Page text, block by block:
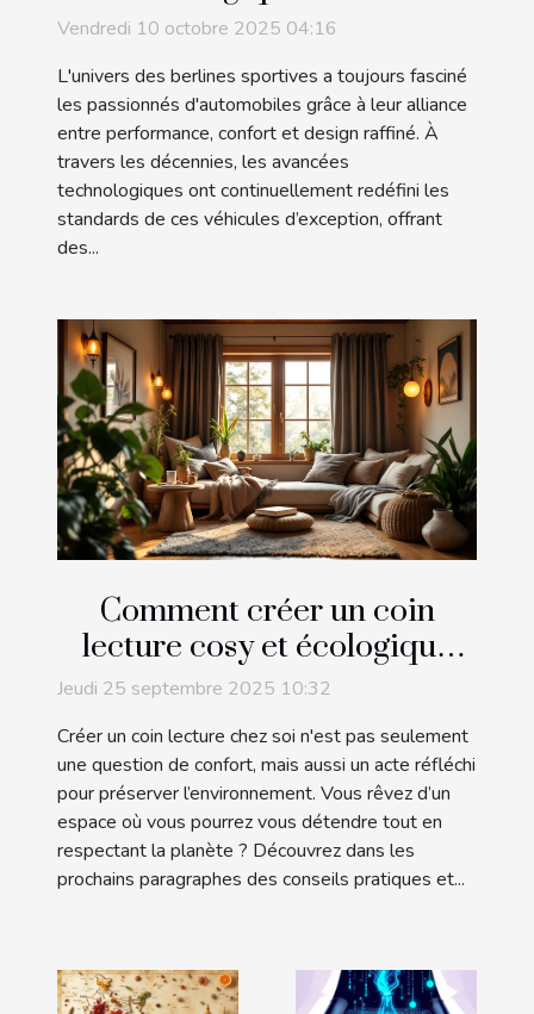
berlines sportives au fil des
décennies
Vendredi 10 octobre 2025 04:16
L'univers des berlines sportives a toujours fasciné
les passionnés d'automobiles grâce à leur alliance
entre performance, confort et design raffiné. À
travers les décennies, les avancées
technologiques ont continuellement redéfini les
standards de ces véhicules d’exception, offrant
des...
Comment créer un coin
lecture cosy et écologique
chez soi ?
Jeudi 25 septembre 2025 10:32
Créer un coin lecture chez soi n'est pas seulement
une question de confort, mais aussi un acte réfléchi
pour préserver l’environnement. Vous rêvez d’un
espace où vous pourrez vous détendre tout en
respectant la planète ? Découvrez dans les
prochains paragraphes des conseils pratiques et...